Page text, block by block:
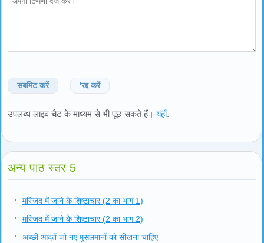
सबमिट करें 'रद्द करें
उपलब्ध लाइव चैट के माध्यम से भी पूछ सकते हैं।यहाँ.
अन्य पाठ स्तर 5
मस्जिद में जाने के शिष्टाचार (2 का भाग 1)
मस्जिद में जाने के शिष्टाचार (2 का भाग 2)
अच्छी आदतें जो नए मुसलमानों को सीखना चाहिए